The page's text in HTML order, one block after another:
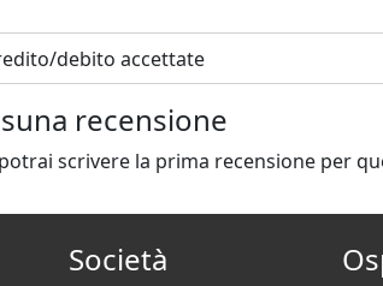
debito accettate
recensione
scrivere la prima recensione per
Società